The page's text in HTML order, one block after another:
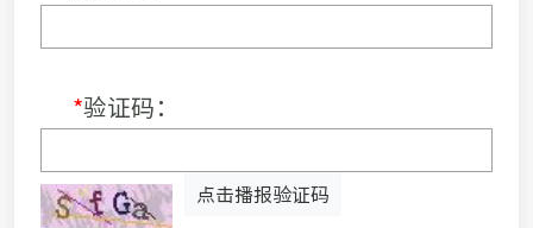
*验证码：
点击播报验证码